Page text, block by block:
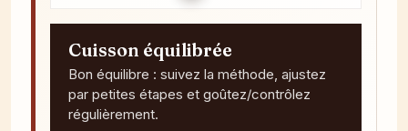
Cuisson équilibrée
Bon équilibre : suivez la méthode, ajustez
par petites étapes et goûtez/contrôlez
régulièrement.